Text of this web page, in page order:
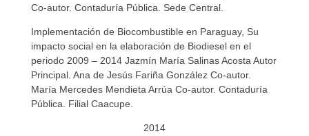
Co-autor. Contaduría Pública. Sede Central.
Implementación de Biocombustible en Paraguay, Su
impacto social en la elaboración de Biodiesel en el
periodo 2009 – 2014 Jazmín María Salinas Acosta Autor
Principal. Ana de Jesús Fariña González Co-autor.
María Mercedes Mendieta Arrúa Co-autor. Contaduría
Pública. Filial Caacupe.
2014